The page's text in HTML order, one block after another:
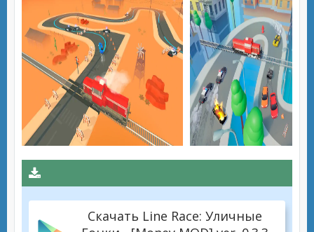
Скачать Line Race: Уличные